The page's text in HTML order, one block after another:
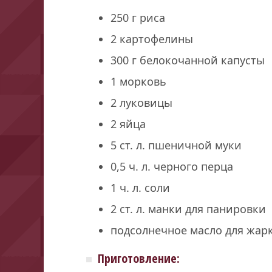
250 г риса
2 картофелины
300 г белокочанной капусты
1 морковь
2 луковицы
2 яйца
5 ст. л. пшеничной муки
0,5 ч. л. черного перца
1 ч. л. соли
2 ст. л. манки для панировки
подсолнечное масло для
Приготовление: